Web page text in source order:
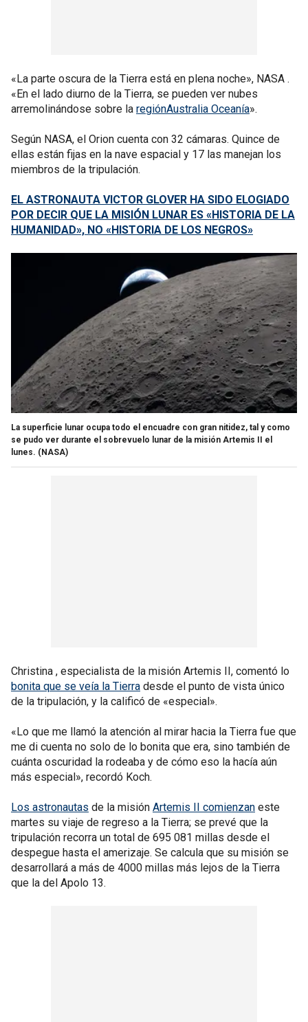
«La parte oscura de la Tierra está en plena noche», NASA .
«En el lado diurno de la Tierra, se pueden ver nubes
arremolinándose sobre la regiónAustralia Oceanía».
Según NASA, el Orion cuenta con 32 cámaras. Quince de
ellas están fijas en la nave espacial y 17 las manejan los
miembros de la tripulación.
EL ASTRONAUTA VICTOR GLOVER HA SIDO ELOGIADO
POR DECIR QUE LA MISIÓN LUNAR ES «HISTORIA DE LA
HUMANIDAD», NO «HISTORIA DE LOS NEGROS»
La superficie lunar ocupa todo el encuadre con gran nitidez, tal y como
se pudo ver durante el sobrevuelo lunar de la misión Artemis II el
lunes. (NASA)
Christina , especialista de la misión Artemis II, comentó lo
bonita que se veía la Tierra desde el punto de vista único
de la tripulación, y la calificó de «especial».
«Lo que me llamó la atención al mirar hacia la Tierra fue que
me di cuenta no solo de lo bonita que era, sino también de
cuánta oscuridad la rodeaba y de cómo eso la hacía aún
más especial», recordó Koch.
Los astronautas de la misión Artemis II comienzan este
martes su viaje de regreso a la Tierra; se prevé que la
tripulación recorra un total de 695 081 millas desde el
despegue hasta el amerizaje. Se calcula que su misión se
desarrollará a más de 4000 millas más lejos de la Tierra
que la del Apolo 13.